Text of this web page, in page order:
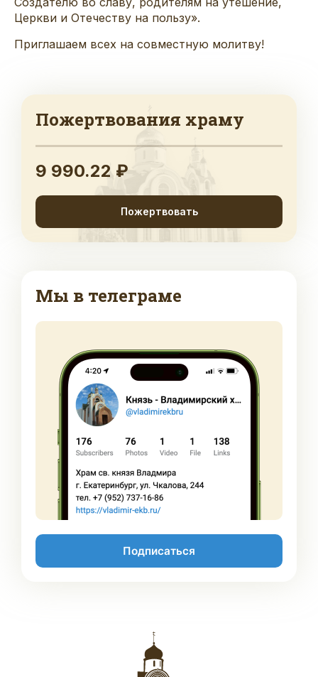
Церкви и Отечеству на пользу».
Приглашаем всех на совместную молитву!
Пожертвования храму
9 990.22 ₽
Пожертвовать
Мы в телеграме
Подписаться